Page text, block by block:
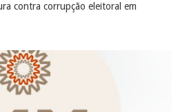
contra corrupção eleitoral em